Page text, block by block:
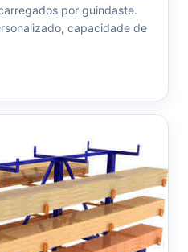
por guindaste.
capacidade de